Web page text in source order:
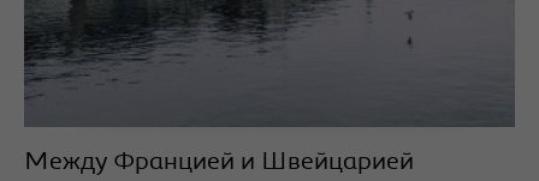
Между Францией и Швейцарией